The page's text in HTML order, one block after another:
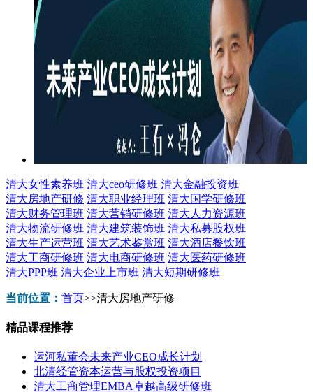
清大女性素养班 清大ceo研修班 清大金融投资班
清大房地产研修 清大职业经理班 清大国学研修班
清大财务管理班 清大营销研修班 清大人力资源班
清大物流研修班 清大建筑装饰班 清大私募股权班
清大生产运营班 清大艺术鉴赏班 清大酒店餐饮班
清大工商研修班 清大电商研修班 清大医药研修班
清大PPP班 清大企业上市班 清大短期研修班
当前位置： 首页>>清大房地产研修
精品课程推荐
运河私董会未来产业CEO成长计划
北清经管资本运营与股权投资项目
清大工商管理EMBA卓越高级研修班